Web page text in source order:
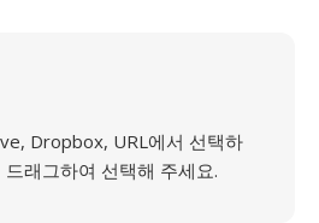
Dropbox, URL에서 선택하
래그하여 선택해 주세요.